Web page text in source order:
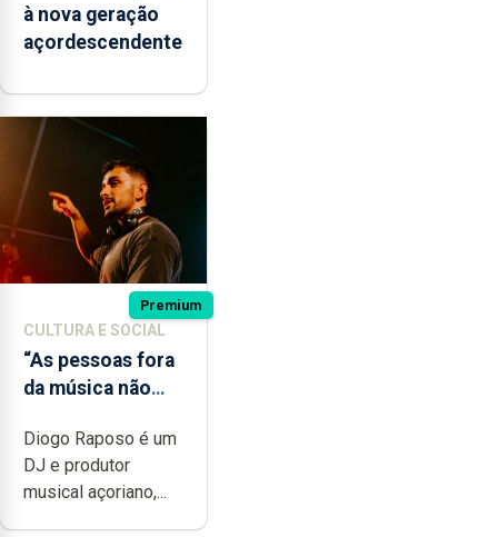
à nova geração
açordescendente
Premium
CULTURA E SOCIAL
“As pessoas fora
da música não
quão difícil é
produzir uma
música”
Diogo Raposo é um
DJ e produtor
musical açoriano,...